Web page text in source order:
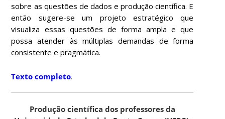
sobre as questões de dados e produção científica. E
então sugere-se um projeto estratégico que
visualiza essas questões de forma ampla e que
possa atender às múltiplas demandas de forma
consistente e pragmática.
Texto completo.
Produção científica dos professores da